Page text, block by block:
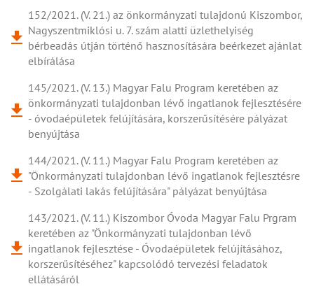
152/2021. (V. 21.) az önkormányzati tulajdonú Kiszombor,
Nagyszentmiklósi u. 7. szám alatti üzlethelyiség
bérbeadás útján történő hasznosítására beérkezet ajánlat
elbírálása
145/2021. (V. 13.) Magyar Falu Program keretében az
önkormányzati tulajdonban lévő ingatlanok fejlesztésére
- óvodaépületek felújítására, korszerűsítésére pályázat
benyújtása
144/2021. (V. 11.) Magyar Falu Program keretében az
"Önkormányzati tulajdonban lévő ingatlanok fejlesztésre
- Szolgálati lakás felújítására" pályázat benyújtása
143/2021. (V. 11.) Kiszombor Óvoda Magyar Falu Prgram
keretében az "Önkormányzati tulajdonban lévő
ingatlanok fejlesztése - Óvodaépületek felújításához,
korszerűsítéséhez" kapcsolódó tervezési feladatok
ellátásáról